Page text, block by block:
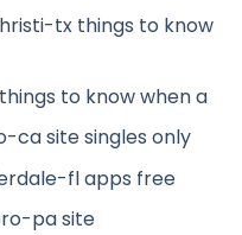
tx things to know
to know when a
ca site singles only
fl apps free
pa site